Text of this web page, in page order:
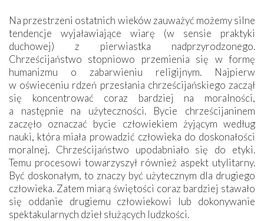
Na przestrzeni ostatnich wieków zauważyć możemy silne
tendencje wyjaławiające wiarę (w sensie praktyki
duchowej) z pierwiastka nadprzyrodzonego.
Chrześcijaństwo stopniowo przemienia się w formę
humanizmu o zabarwieniu religijnym. Najpierw
w oświeceniu rdzeń przesłania chrześcijańskiego zaczął
się koncentrować coraz bardziej na moralności,
a następnie na użyteczności. Bycie chrześcijaninem
zaczęło oznaczać bycie człowiekiem żyjącym według
nauki, która miała prowadzić człowieka do doskonałości
moralnej. Chrześcijaństwo upodabniało się do etyki.
Temu procesowi towarzyszył również aspekt utylitarny.
Być doskonałym, to znaczy być użytecznym dla drugiego
człowieka. Zatem miarą świętości coraz bardziej stawało
się oddanie drugiemu człowiekowi lub dokonywanie
spektakularnych dzieł służących ludzkości.